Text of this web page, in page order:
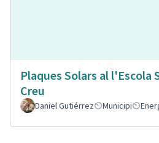
Plaques Solars al l'Escola
Creu
Daniel Gutiérrez Municipi